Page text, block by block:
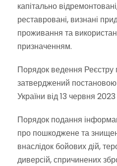
капітально
реставровані, визнані
проживання та
призначенням.
Порядок ведення
затверджений постановою
України від 13 червня
Порядок подання
про пошкоджене та
внаслідок бойових дій,
диверсій, спричинених